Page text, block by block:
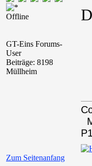
Offline
GT-Eins Forums-
User
Beiträge: 8198
Müllheim
Zum Seitenanfang